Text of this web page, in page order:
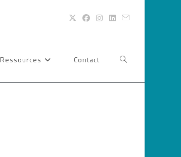
Ressources Contact Toggle